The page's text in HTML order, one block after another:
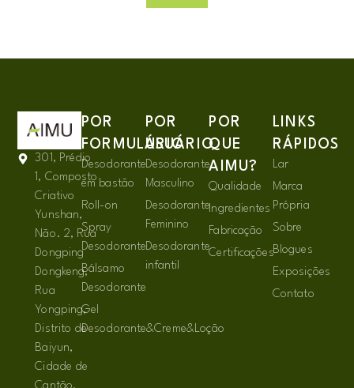
301, Prédio
1, Composto
Criativo
Yunshan,
Não. 2, Rua
Dongping
Dongkeng,
Rua
Yongping,
Distrito de
Baiyun,
Cidade de
POR
FORMULÁRIO
Desodorante
em bastão
Roll-on
Spray
Desodorante
Bálsamo
Desodorante
Gel
Desodorante&Creme&Loção
POR
USUÁRIO
Desodorante
Masculino
Desodorante
Feminino
Desodorante
infantil
POR
QUE
AIMU?
Qualidade
Ingredientes
Fabricação
Certificações
LINKS
RÁPIDOS
Lar
Marca
Própria
Sobre
Blogues
Exposições
Contato